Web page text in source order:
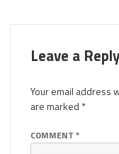
Leave a Reply
Your email address
are marked *
COMMENT *